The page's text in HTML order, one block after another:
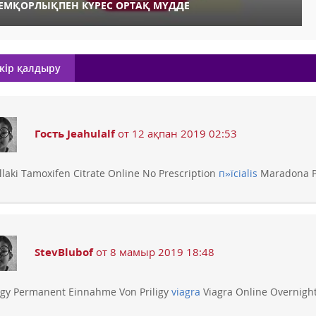
КҮРЕС ОРТАҚ МҮДДЕ
қалдыру
Гость Jeahulalfот 12 ақпан 2019 02:53
Tamoxifen Citrate Online No Prescription п»їcialis Maradona
StevBlubofот 8 мамыр 2019 18:48
Permanent Einnahme Von Priligy viagra Viagra Online